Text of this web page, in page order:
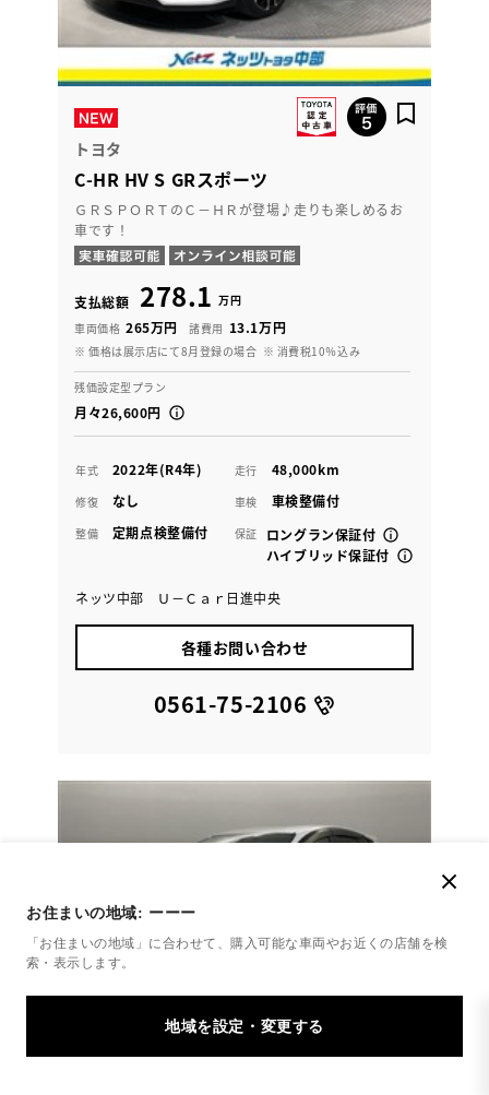
お住まいの地域: ーーー
「お住まいの地域」に合わせて、購入可能な車両やお近くの店舗を検
索・表示します。
トヨタ
C-HR HV S GRスポーツ
ＧＲＳＰＯＲＴのＣ－ＨＲが登場♪走りも楽しめるお
車です！
支払総額 278.1 万円
車両価格 265万円 諸費用 13.1万円
※ 価格は展示店にて8月登録の場合 ※ 消費税10％込み
残価設定型プラン
月々26,600円
年式 2022年(R4年) 走行 48,000km
修復 なし 車検 車検整備付
整備 定期点検整備付 保証
ロングラン保証付
ハイブリッド保証付
ネッツ中部 Ｕ－Ｃａｒ日進中央
各種お問い合わせ
0561-75-2106